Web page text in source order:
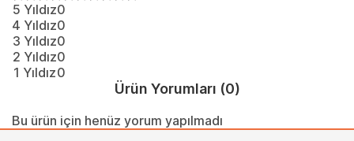
5 Yıldız0
4 Yıldız0
3 Yıldız0
2 Yıldız0
1 Yıldız0
Ürün Yorumları (0)
Bu ürün için henüz yorum yapılmadı